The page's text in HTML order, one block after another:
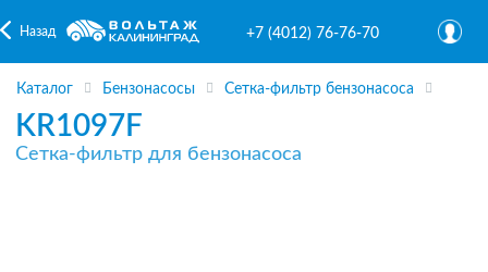
Назад +7 (4012) 76-76-70
Каталог Бензонасосы Сетка-фильтр бензонасоса
KR1097F
Сетка-фильтр для бензонасоса